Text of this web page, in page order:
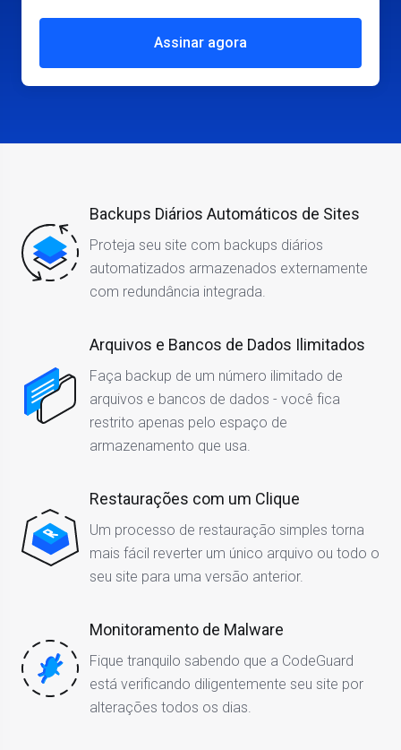
Assinar agora
Backups Diários Automáticos de Sites
Proteja seu site com backups diários
automatizados armazenados externamente
com redundância integrada.
Arquivos e Bancos de Dados Ilimitados
Faça backup de um número ilimitado de
arquivos e bancos de dados - você fica
restrito apenas pelo espaço de
armazenamento que usa.
Restaurações com um Clique
Um processo de restauração simples torna
mais fácil reverter um único arquivo ou todo o
seu site para uma versão anterior.
Monitoramento de Malware
Fique tranquilo sabendo que a CodeGuard
está verificando diligentemente seu site por
alterações todos os dias.